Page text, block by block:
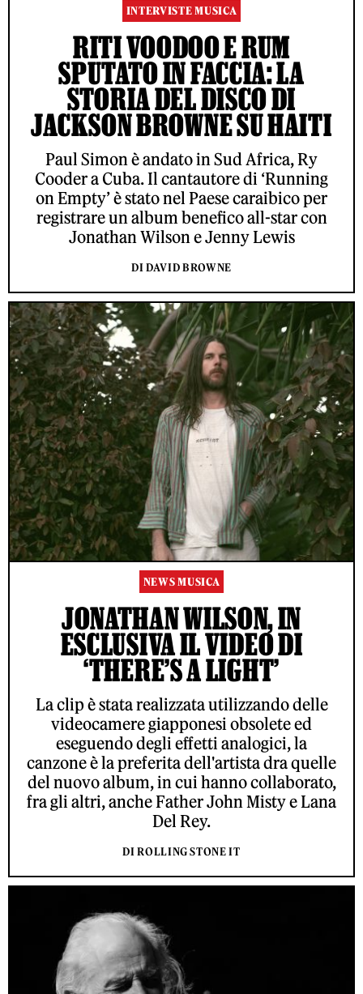
INTERVISTE MUSICA
RITI VOODOO E RUM
SPUTATO IN FACCIA: LA
STORIA DEL DISCO DI
JACKSON BROWNE SU HAITI
Paul Simon è andato in Sud Africa, Ry
Cooder a Cuba. Il cantautore di ‘Running
on Empty’ è stato nel Paese caraibico per
registrare un album benefico all-star con
Jonathan Wilson e Jenny Lewis
DI DAVID BROWNE
NEWS MUSICA
JONATHAN WILSON, IN
ESCLUSIVA IL VIDEO DI
‘THERE’S A LIGHT’
La clip è stata realizzata utilizzando delle
videocamere giapponesi obsolete ed
eseguendo degli effetti analogici, la
canzone è la preferita dell'artista dra quelle
del nuovo album, in cui hanno collaborato,
fra gli altri, anche Father John Misty e Lana
Del Rey.
DI ROLLING STONE IT